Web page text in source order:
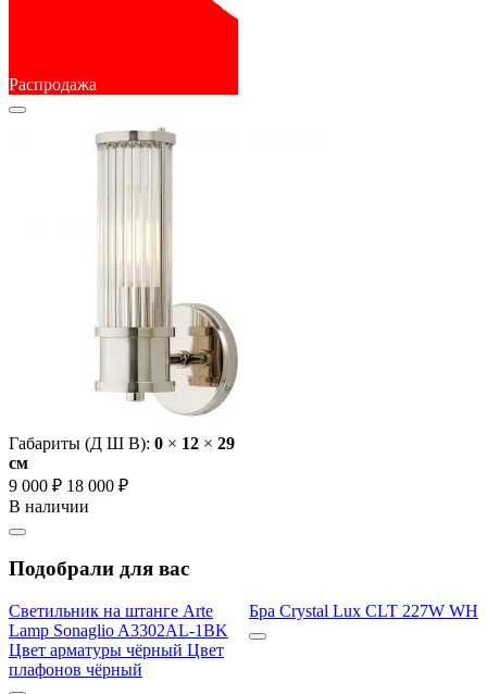
Распродажа
Габариты (Д Ш В): 0 × 12 × 29
cм
9 000 ₽ 18 000 ₽
В наличии
Подобрали для вас
Светильник на штанге Arte
Lamp Sonaglio A3302AL-1BK
Цвет арматуры чёрный Цвет
плафонов чёрный
Бра Crystal Lux CLT 227W WH